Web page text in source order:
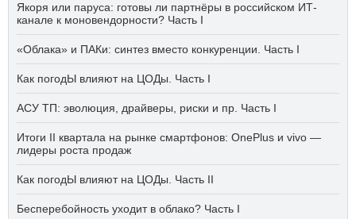
Якоря или паруса: готовы ли партнёры в российском ИТ-
канале к моновендорности? Часть I
«Облака» и ПАКи: синтез вместо конкуренции. Часть I
Как погодЫ влияют на ЦОДы. Часть I
АСУ ТП: эволюция, драйверы, риски и пр. Часть I
Итоги II квартала на рынке смартфонов: OnePlus и vivo —
лидеры роста продаж
Как погодЫ влияют на ЦОДы. Часть II
Бесперебойность уходит в облако? Часть I